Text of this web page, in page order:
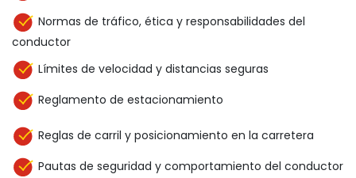
Normas de tráfico, ética y responsabilidades del
conductor
Límites de velocidad y distancias seguras
Reglamento de estacionamiento
Reglas de carril y posicionamiento en la carretera
Pautas de seguridad y comportamiento del conductor